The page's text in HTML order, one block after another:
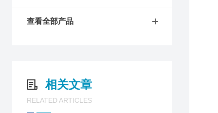
查看全部产品
相关文章
RELATED ARTICLES